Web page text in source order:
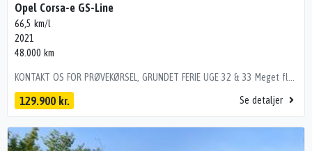
Opel Corsa-e GS-Line
66,5 km/l
2021
48.000 km
KONTAKT OS FOR PRØVEKØRSEL, GRUNDET FERIE UGE 32 & 33 Meget flot og veludstyret Corsa GS-Line. Highlights på bilen: ✅17" alufælge (helårsdæk) ✅Sportssæder ✅3 faser ✅Nøglefri betjening ✅Digitalt cockpit ✅Apple Carplay & Android Auto ✅Navigation ✅Bakkamera ✅Fuldaut. klima ✅Sædevarme ✅Varme i rat ✅Fuld led forlygter 17" alufælge (helårsdæk), sportssæder, 3 faser, 4x el-ruder, el-klapbare sidespejle, nøglefri adgang, nøglefri tænding, digitalt cockpit, apple carplay, android auto, usb-a tilslutning, musikstreaming via bluetooth, navigation, bakkamera, parkeringssensor (for), parkeringssensor (bag), fuldaut. klima, sædevarme, varme i rat, fuld led forlygter, led kørelys, led baglygter, tågelygter, kørecomputer, bagagerumsdækken, multifunktionsrat, læderrat, stofindtræk, højdejust. førersæde, splitbagsæde, mørk loftbeklædning, automatgear, fartpilot, udv. temp. måler, elektrisk parkeringsbremse, isofix, automatisk lys
129.900 kr. Se detaljer